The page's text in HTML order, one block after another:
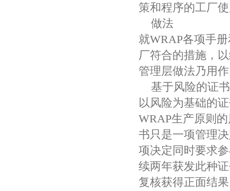
策和程序的工厂
做法
就WRAP各项手
厂符合的措施，
管理层做法乃用
基于风险的证书
以风险为基础的
WRAP生产原则
书只是一项管理
项决定同时要求
续两年获发此种
复核获得正面结